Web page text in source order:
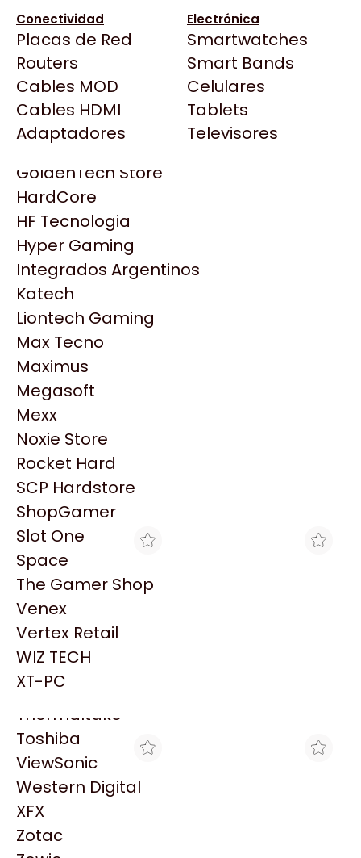
Conectividad
Placas de Red
Routers
Cables MOD
Cables HDMI
Adaptadores
Electrónica
Smartwatches
Smart Bands
Celulares
Tablets
Televisores
Deepcool
Dell
EVGA
Gamemax
Genesis
Genius
HP
HyperX
INNO3D
Intel
Kingston
Lenovo
Logitech
MSI
NVIDIA GeForce
NZXT
PNY
Palit
Philips
PowerColor
Razer
Redragon
Samsung
Sandisk
Sapphire
Seagate
Sentey
Solarmax
Thermaltake
Toshiba
ViewSonic
Western Digital
XFX
Zotac
Click Gaming
Compufan Store
Dinobyte
Full H4rd
Gaming City
Gezatek
GoldenTech Store
HardCore
HF Tecnologia
Hyper Gaming
Integrados Argentinos
Katech
Liontech Gaming
Max Tecno
Maximus
Megasoft
Mexx
Noxie Store
Rocket Hard
SCP Hardstore
ShopGamer
Slot One
Space
The Gamer Shop
Venex
Vertex Retail
WIZ TECH
XT-PC
Productos
Similares
Explorá más productos similares
SCP HARDSTORE
MEMORIA RAM DDR5
ADATA XPG 16GB